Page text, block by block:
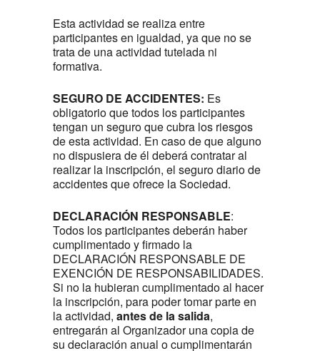
Esta actividad se realiza entre
participantes en igualdad, ya que no se
trata de una actividad tutelada ni
formativa.
SEGURO DE ACCIDENTES: Es
obligatorio que todos los participantes
tengan un seguro que cubra los riesgos
de esta actividad. En caso de que alguno
no dispusiera de él deberá contratar al
realizar la inscripción, el seguro diario de
accidentes que ofrece la Sociedad.
DECLARACIÓN RESPONSABLE:
Todos los participantes deberán haber
cumplimentado y firmado la
DECLARACIÓN RESPONSABLE DE
EXENCIÓN DE RESPONSABILIDADES.
Si no la hubieran cumplimentado al hacer
la inscripción, para poder tomar parte en
la actividad, antes de la salida,
entregarán al Organizador una copia de
su declaración anual o cumplimentarán